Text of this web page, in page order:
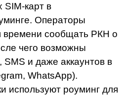
SIM-карт в
Операторы
сообщать РКН о
чего возможны
SMS и даже аккаунтов в
WhatsApp).
используют роуминг для